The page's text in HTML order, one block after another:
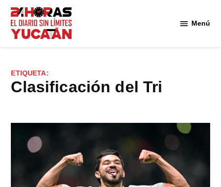
Saltar
contenido
Menú
ETIQUETA:
clasificación del Tri